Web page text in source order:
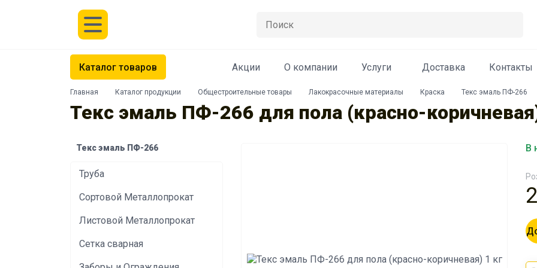
Главная
О компании
Услуги
Доставка
Контакты
Каталог товаров Акции О компании Услуги Доставка Контакты
Главная Каталог продукции Общестроительные товары Лакокрасочные материалы Краска Текс эмаль ПФ-266
Текс эмаль ПФ-266 для пола (красно-
Текс эмаль ПФ-266
Труба
Сортовой Металлопрокат
Листовой Металлопрокат
Сетка сварная
В